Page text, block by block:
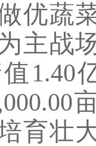
优蔬
主战
1.40
育壮